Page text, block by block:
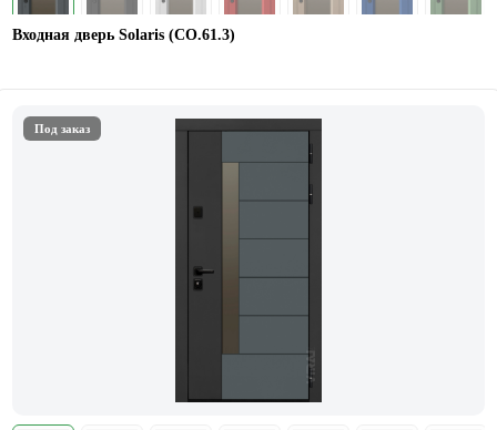
Входная дверь Solaris (СО.61.3)
Под заказ